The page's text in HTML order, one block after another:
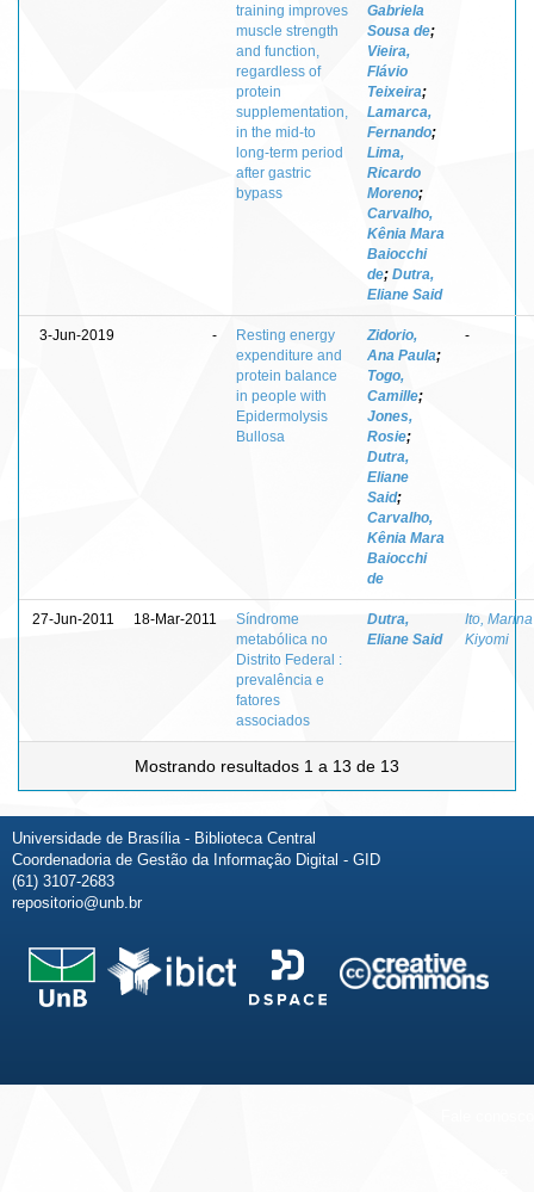
training improves
muscle strength
and function,
regardless of
protein
supplementation,
in the mid-to
long-term period
after gastric
bypass
Gabriela
Sousa de;
Vieira,
Flávio
Teixeira;
Lamarca,
Fernando;
Lima,
Ricardo
Moreno;
Carvalho,
Kênia Mara
Baiocchi
de; Dutra,
Eliane Said
3-Jun-2019 -
Resting energy
expenditure and
protein balance
in people with
Epidermolysis
Bullosa
Zidorio,
Ana Paula;
Togo,
Camille;
Jones,
Rosie;
Dutra,
Eliane
Said;
Carvalho,
Kênia Mara
Baiocchi
de
-
27-Jun-2011 18-Mar-2011
Síndrome
metabólica no
Distrito Federal :
prevalência e
fatores
associados
Dutra,
Eliane Said
Ito, Marina
Kiyomi
Mostrando resultados 1 a 13 de 13
Universidade de Brasília - Biblioteca Central
Coordenadoria de Gestão da Informação Digital - GID
(61) 3107-2683
repositorio@unb.br